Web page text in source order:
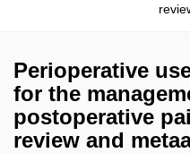
Perioperative
for the
postoperative
review and